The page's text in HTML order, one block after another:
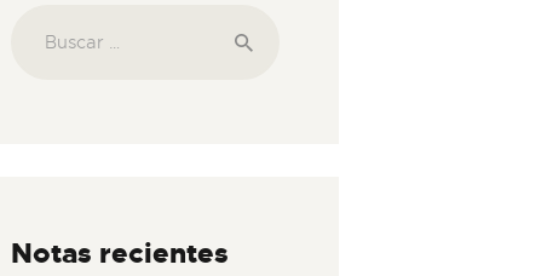
Notas recientes